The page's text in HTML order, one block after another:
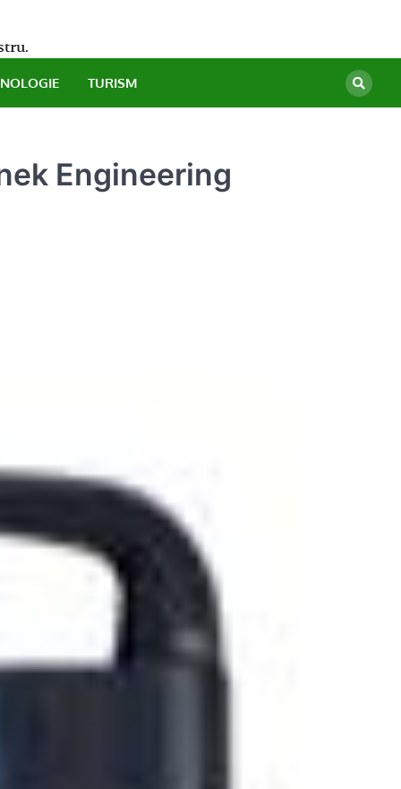
TURISM
Engineering